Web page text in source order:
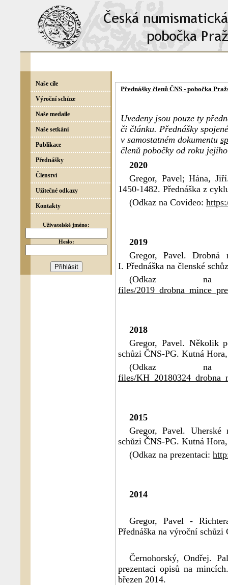
Naše cíle
Výroční schůze
Naše medaile
Naše setkání
Publikace
Přednášky
Členství
Užitečné odkazy
Kontakty
Uživatelské jméno:
Heslo:
Přednášky členů ČNS - pobočka
Uvedeny jsou pouze ty
či článku. Přednášky
v samostatném dokumentu
členů pobočky od roku
2020
Gregor, Pavel; Hána,
1450-1482. Přednáška z
(Odkaz na Covideo:
2019
Gregor, Pavel.
I. Přednáška na členské
(Odkaz
files/
2018
Gregor, Pavel. Několik
schůzi ČNS-PG. Kutná
(Odkaz
files/
2015
Gregor, Pavel. Uherské
schůzi ČNS-PG. Kutná
(Odkaz na prezentaci:
2014
Gregor, Pavel -
Přednáška na výroční
Černohorský, Ondřej.
prezentaci opisů na
březen 2014.